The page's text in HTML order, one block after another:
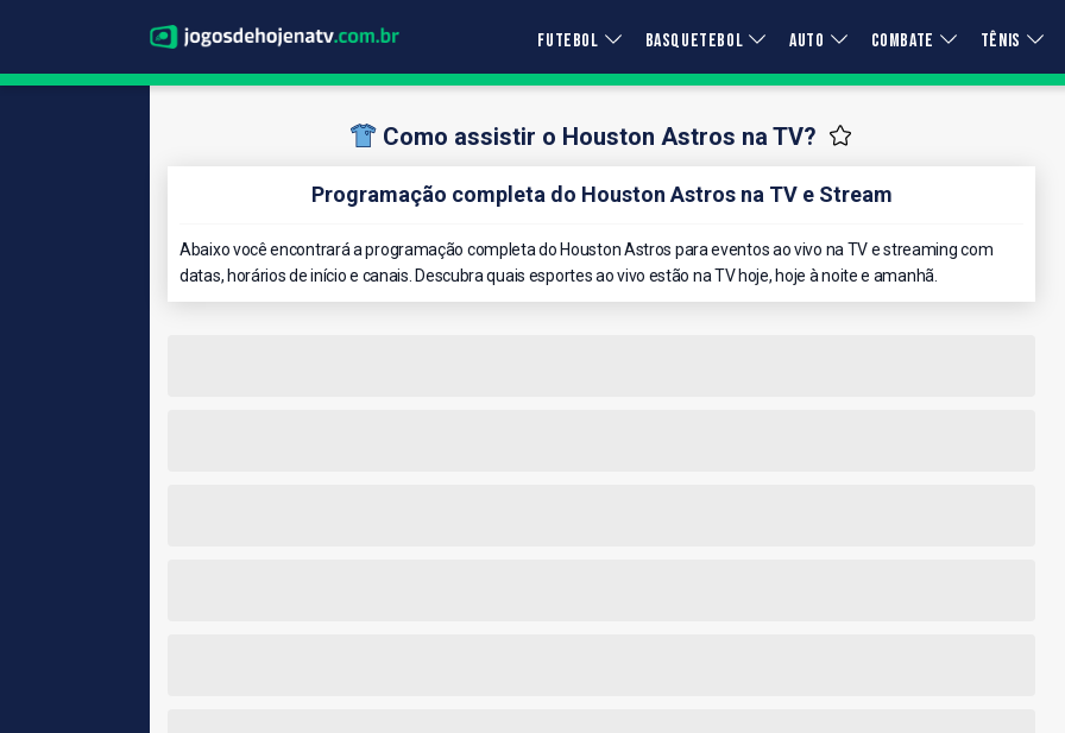
FUTEBOL BASQUETEBOL AUTO COMBATE TÊNIS
Como assistir o Houston Astros na TV?
Programação completa do Houston Astros na TV e Stream
Abaixo você encontrará a programação completa do Houston Astros para eventos ao vivo na TV e streaming com
datas, horários de início e canais. Descubra quais esportes ao vivo estão na TV hoje, hoje à noite e amanhã.